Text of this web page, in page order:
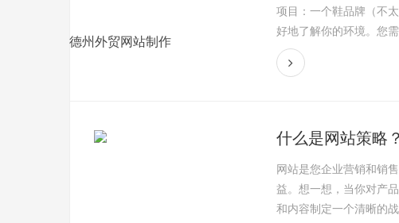
项目：一个鞋品牌（不
好地了解你的环境。您需
什么是网站策略
网站是您企业营销和销
益。想一想，当你对产
和内容制定一个清晰的战